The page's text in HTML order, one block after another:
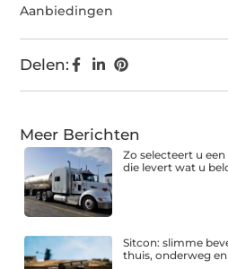
Aanbiedingen
Delen:
Meer Berichten
Zo selecteert u
die levert wat u
Sitcon: slimme
thuis, onderweg